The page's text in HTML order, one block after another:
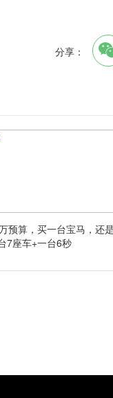
分享：
预算，买一台宝马，还
7座车+一台6秒